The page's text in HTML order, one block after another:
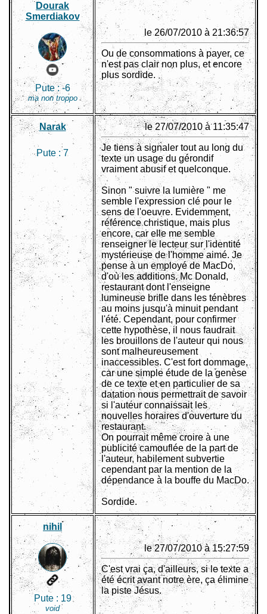
Dourak
Smerdiakov
Pute :-6
ma non troppo
le 26/07/2010 à 21:36:57
Ou de consommations à payer, ce
n'est pas clair non plus, et encore
plus sordide.
Narak
Pute :7
le 27/07/2010 à 11:35:47
Je tiens à signaler tout au long du
texte un usage du gérondif
vraiment abusif et quelconque.
Sinon " suivre la lumière " me
semble l'expression clé pour le
sens de l'oeuvre. Evidemment,
référence christique, mais plus
encore, car elle me semble
renseigner le lecteur sur l'identité
mystérieuse de l'homme aimé. Je
pense à un employé de MacDo,
d'où les additions. Mc Donald,
restaurant dont l'enseigne
lumineuse brille dans les ténèbres
au moins jusqu'à minuit pendant
l'été. Cependant, pour confirmer
cette hypothèse, il nous faudrait
les brouillons de l'auteur qui nous
sont malheureusement
inaccessibles. C'est fort dommage,
car une simple étude de la genèse
de ce texte et en particulier de sa
datation nous permettrait de savoir
si l'auteur connaissait les
nouvelles horaires d'ouverture du
restaurant.
On pourrait même croire à une
publicité camouflée de la part de
l'auteur, habilement subvertie
cependant par la mention de la
dépendance à la bouffe du MacDo.
Sordide.
nihil
Pute : 19
void
le 27/07/2010 à 15:27:59
C'est vrai ça, d'ailleurs, si le texte a
été écrit avant notre ère, ça élimine
la piste Jésus.